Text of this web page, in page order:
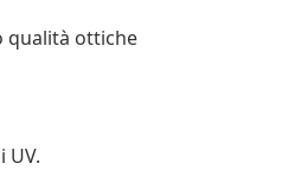
qualità ottiche
UV.